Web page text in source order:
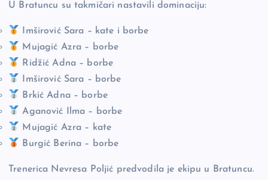
U Bratuncu su takmičari nastavili dominaciju:
Imširović Sara – kate i borbe
Mujagić Azra – borbe
Ridžić Adna – borbe
Imširović Sara – borbe
Brkić Adna – borbe
Aganović Ilma – borbe
Mujagić Azra – kate
Burgić Berina – borbe
Trenerica Nevresa Poljić predvodila je ekipu u Bratuncu.